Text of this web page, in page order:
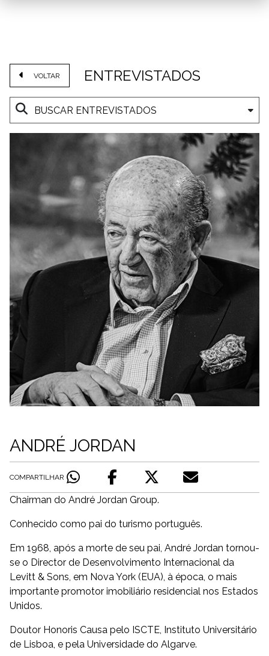
VOLTAR ENTREVISTADOS
ANDRÉ JORDAN
COMPARTILHAR
Chairman do André Jordan Group.
Conhecido como pai do turismo português.
Em 1968, após a morte de seu pai, André Jordan tornou-
se o Director de Desenvolvimento Internacional da
Levitt & Sons, em Nova York (EUA), à época, o mais
importante promotor imobiliário residencial nos Estados
Unidos.
Doutor Honoris Causa pelo ISCTE, Instituto Universitário
de Lisboa, e pela Universidade do Algarve.